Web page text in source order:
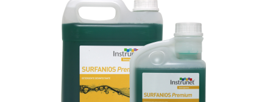
opciones
pueden
elegir